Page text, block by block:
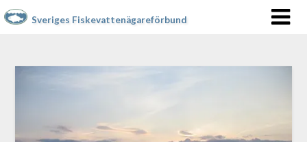
Sveriges Fiskevattenägareförbund